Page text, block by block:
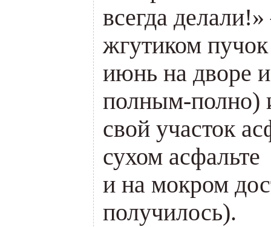
всегда
жгутиком
июнь на дворе
полным-полно)
свой участок
сухом
и на мокром
получилось).